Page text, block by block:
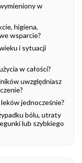
w
higiena,
wsparcie?
i sytuacji
w całości?
uwzględniasz
jednocześnie?
bólu, utraty
lub szybkiego